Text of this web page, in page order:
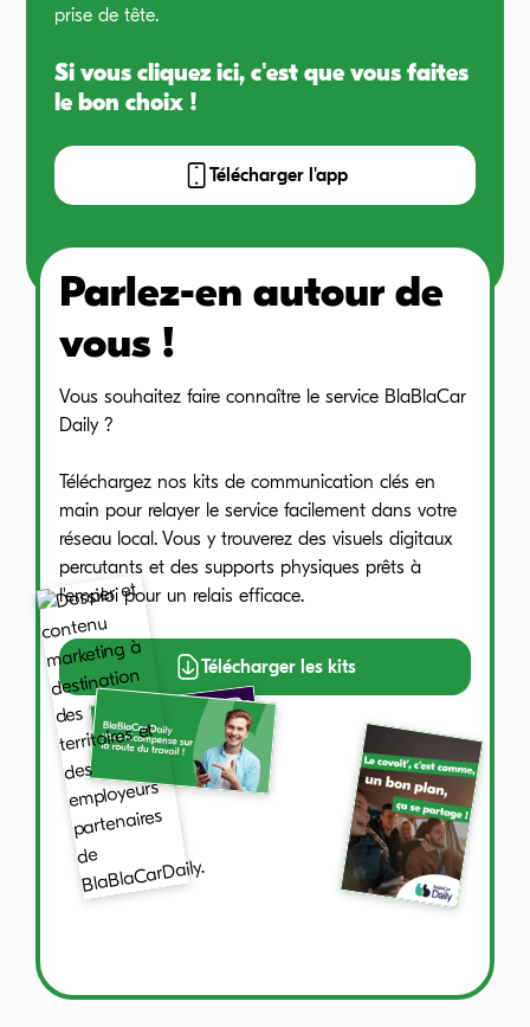
prise de tête.
Si vous cliquez ici, c'est que vous faites
le bon choix !
Télécharger l'app
Parlez-en autour de
vous !
Vous souhaitez faire connaître le service BlaBlaCar
Daily ?
Téléchargez nos kits de communication clés en
main pour relayer le service facilement dans votre
réseau local. Vous y trouverez des visuels digitaux
percutants et des supports physiques prêts à
l'emploi pour un relais efficace.
Télécharger les kits